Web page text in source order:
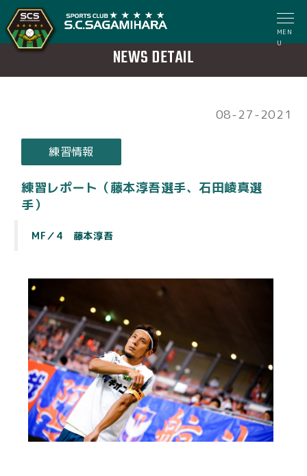
MEN
U
NEWS DETAIL
08-27-2021
練習情報
練習レポート（藤本淳吾選手、石田崚真選
手）
MF／4 藤本淳吾